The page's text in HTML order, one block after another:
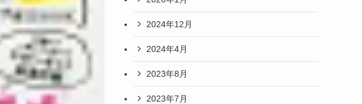
2024年12月
2024年4月
2023年8月
2023年7月